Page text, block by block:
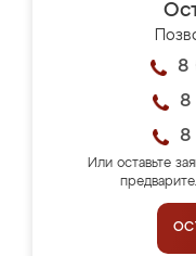
8
8
8
Или оставьте